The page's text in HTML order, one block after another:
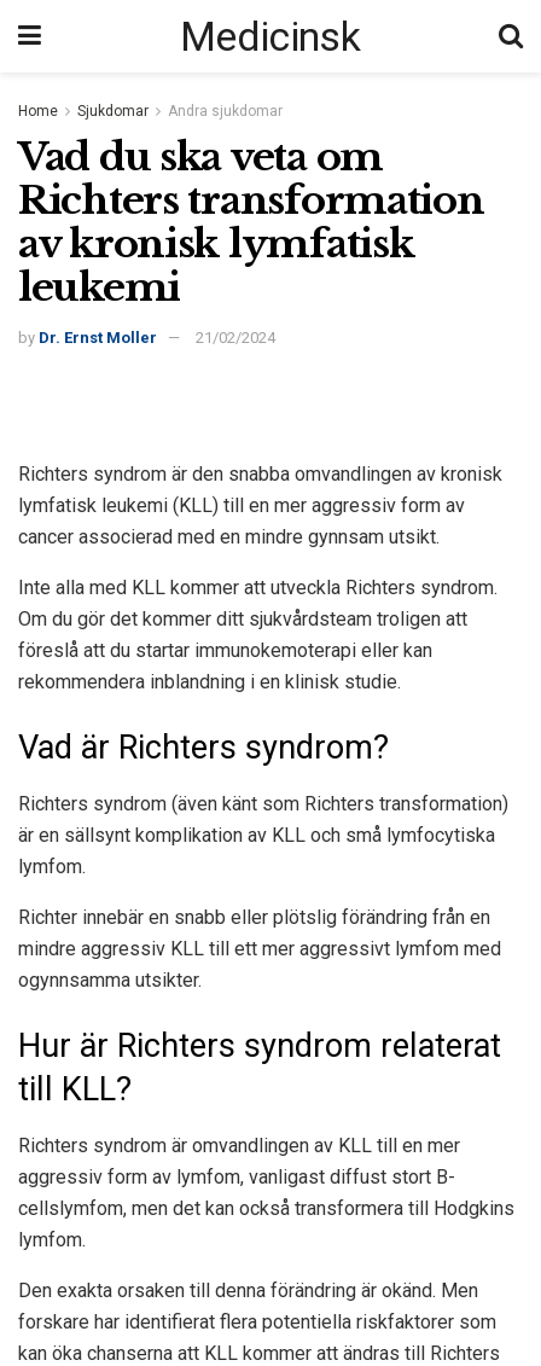
Medicinsk
Home Sjukdomar Andra sjukdomar
Vad du ska veta om
Richters transformation
av kronisk lymfatisk
leukemi
by Dr. Ernst Moller 21/02/2024
Richters syndrom är den snabba omvandlingen av kronisk
lymfatisk leukemi (KLL) till en mer aggressiv form av
cancer associerad med en mindre gynnsam utsikt.
Inte alla med KLL kommer att utveckla Richters syndrom.
Om du gör det kommer ditt sjukvårdsteam troligen att
föreslå att du startar immunokemoterapi eller kan
rekommendera inblandning i en klinisk studie.
Vad är Richters syndrom?
Richters syndrom (även känt som Richters transformation)
är en sällsynt komplikation av KLL och små lymfocytiska
lymfom.
Richter innebär en snabb eller plötslig förändring från en
mindre aggressiv KLL till ett mer aggressivt lymfom med
ogynnsamma utsikter.
Hur är Richters syndrom relaterat
till KLL?
Richters syndrom är omvandlingen av KLL till en mer
aggressiv form av lymfom, vanligast diffust stort B-
cellslymfom, men det kan också transformera till Hodgkins
lymfom.
Den exakta orsaken till denna förändring är okänd. Men
forskare har identifierat flera potentiella riskfaktorer som
kan öka chanserna att KLL kommer att ändras till Richters